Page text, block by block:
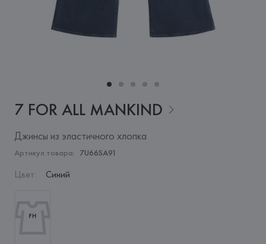
7 FOR ALL MANKIND
Джинсы из эластичного хлопка
Артикул товара: 7U66SA91
Цвет: Синий